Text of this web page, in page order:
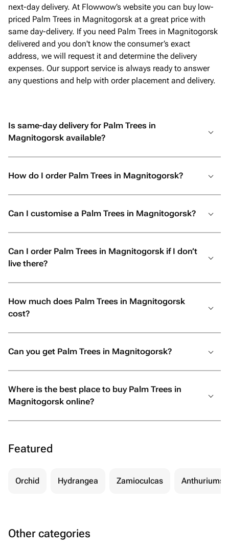
next-day delivery. At Flowwow’s website you can buy low-
priced Palm Trees in Magnitogorsk at a great price with
same day-delivery. If you need Palm Trees in Magnitogorsk
delivered and you don't know the consumer’s exact
address, we will request it and determine the delivery
expenses. Our support service is always ready to answer
any questions and help with order placement and delivery.
Is same-day delivery for Palm Trees in
Magnitogorsk available?
How do I order Palm Trees in Magnitogorsk?
Can I customise a Palm Trees in Magnitogorsk?
Can I order Palm Trees in Magnitogorsk if I don’t
live there?
How much does Palm Trees in Magnitogorsk
cost?
Can you get Palm Trees in Magnitogorsk?
Where is the best place to buy Palm Trees in
Magnitogorsk online?
Featured
Orchid Hydrangea Zamioculcas Anthuriums
Other categories